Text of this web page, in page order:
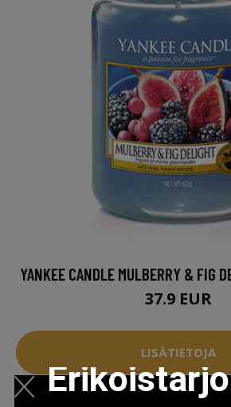
YANKEE CANDLE MULBERRY & FIG
37.9 EUR
LISÄTIETOJA